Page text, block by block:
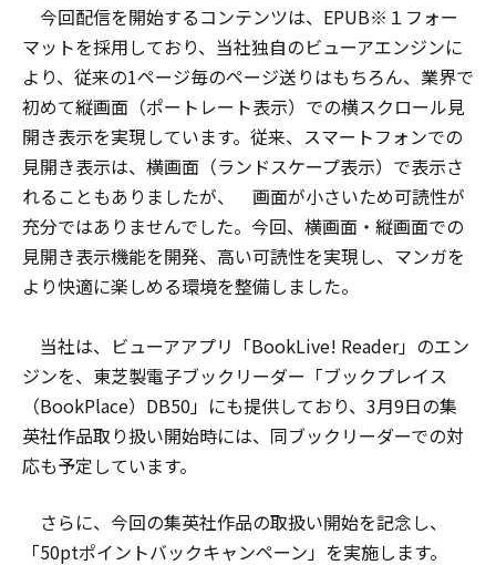
今回配信を開始するコンテンツは、EPUB※１フォー
マットを採用しており、当社独自のビューアエンジンに
より、従来の1ページ毎のページ送りはもちろん、業界で
初めて縦画面（ポートレート表示）での横スクロール見
開き表示を実現しています。従来、スマートフォンでの
見開き表示は、横画面（ランドスケープ表示）で表示さ
れることもありましたが、 画面が小さいため可読性が
充分ではありませんでした。今回、横画面・縦画面での
見開き表示機能を開発、高い可読性を実現し、マンガを
より快適に楽しめる環境を整備しました。
当社は、ビューアアプリ「BookLive! Reader」のエン
ジンを、東芝製電子ブックリーダー「ブックプレイス
（BookPlace）DB50」にも提供しており、3月9日の集
英社作品取り扱い開始時には、同ブックリーダーでの対
応も予定しています。
さらに、今回の集英社作品の取扱い開始を記念し、
「50ptポイントバックキャンペーン」を実施します。